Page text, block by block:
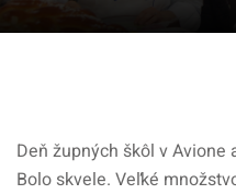
Deň župných škôl v
Bolo skvele. Veľké